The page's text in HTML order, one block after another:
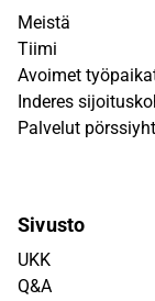
Meistä
Tiimi
Avoimet
Inderes
Palvelut
Sivusto
UKK
Q&A